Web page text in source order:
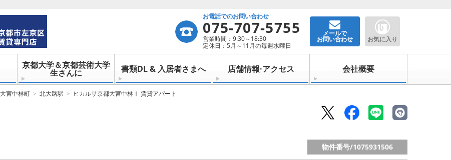
お電話でのお問い合わせ
075-707-5755
営業時間：9:30～18:30
定休日：5月～11月の毎週水曜日
メールで
お問い合わせ お気に入り
京都大学＆京都芸術大学
生さんに 書類DL & 入居者さまへ 店舗情報·アクセス 会社概要
大宮中林町 北大路駅 ヒカルサ京都大宮中林Ⅰ 賃貸アパート
物件番号/1075931506